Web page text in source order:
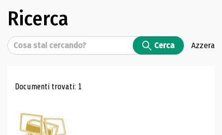
Ricerca
Cerca Cerca Azzera
Risultati di ricerca
Documenti trovati: 1